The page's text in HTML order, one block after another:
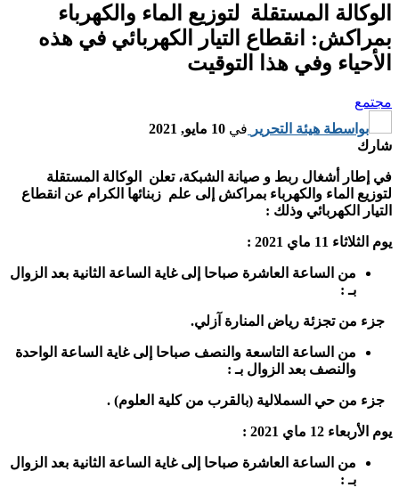
الوكالة المستقلة لتوزيع الماء والكهرباء
بمراكش: انقطاع التيار الكهربائي في هذه
الأحياء وفي هذا التوقيت
مجتمع
بواسطة هيئة التحرير في 10 مايو, 2021
شارك
في إطار أشغال ربط و صيانة الشبكة، تعلن الوكالة المستقلة
لتوزيع الماء والكهرباء بمراكش إلى علم زبنائها الكرام عن انقطاع
التيار الكهربائي وذلك :
يوم الثلاثاء 11 ماي 2021 :
من الساعة العاشرة صباحا إلى غاية الساعة الثانية بعد الزوال
بـ :
جزء من تجزئة رياض المنارة آزلي.
من الساعة التاسعة والنصف صباحا إلى غاية الساعة الواحدة
والنصف بعد الزوال بـ :
جزء من حي السملالية (بالقرب من كلية العلوم) .
يوم الأربعاء 12 ماي 2021 :
من الساعة العاشرة صباحا إلى غاية الساعة الثانية بعد الزوال
بـ :